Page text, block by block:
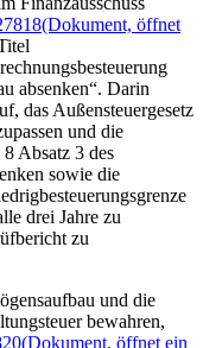
(Dokument, öffnet
absenken“. Darin
das Außensteuergesetz
und die
Absatz 3 des
sowie die
drei Jahre zu
zu
und die
bewahren,
(Dokument, öffnet ein